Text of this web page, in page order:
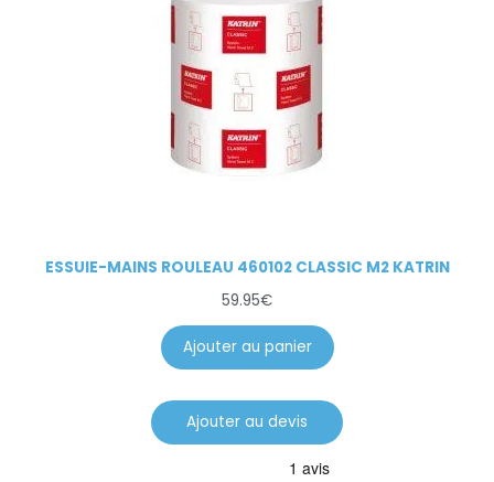
ESSUIE-MAINS ROULEAU 460102 CLASSIC M2 KATRIN
59.95€
Ajouter au panier
Ajouter au devis